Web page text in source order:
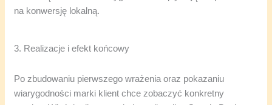
na konwersję lokalną.
3. Realizacje i efekt końcowy
Po zbudowaniu pierwszego wrażenia oraz pokazaniu
wiarygodności marki klient chce zobaczyć konkretny